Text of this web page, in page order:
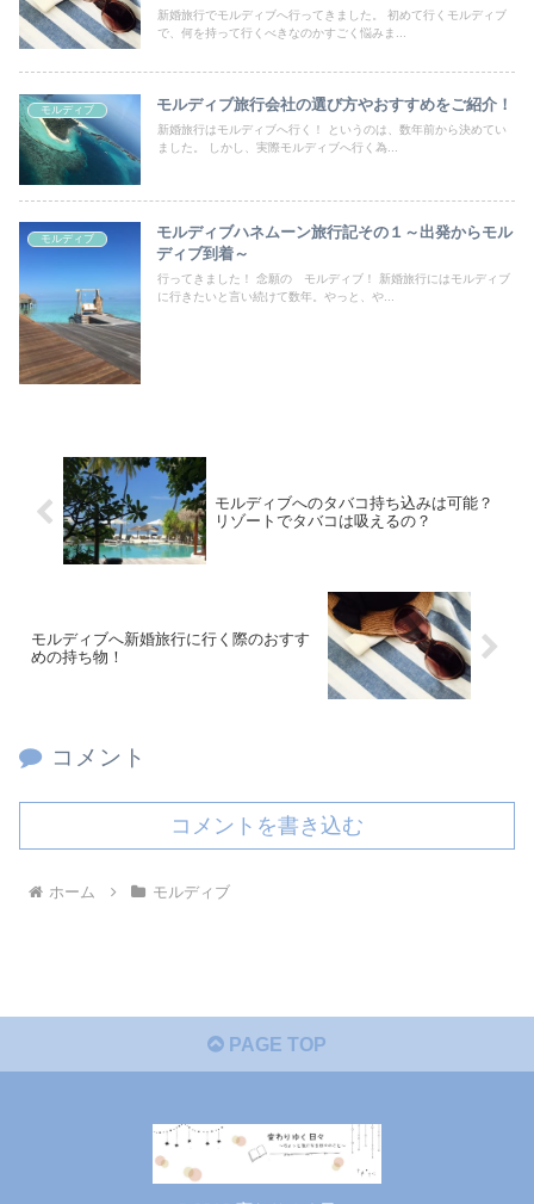
新婚旅行でモルディブへ行ってきました。 初めて行くモルディブ
で、何を持って行くべきなのかすごく悩みま...
モルディブ モルディブ旅行会社の選び方やおすすめをご紹介！
新婚旅行はモルディブへ行く！ というのは、数年前から決めてい
ました。 しかし、実際モルディブへ行く為...
モルディブ
モルディブハネムーン旅行記その１～出発からモル
ディブ到着～
行ってきました！ 念願の モルディブ！ 新婚旅行にはモルディブ
に行きたいと言い続けて数年。やっと、や...
モルディブへのタバコ持ち込みは可能？
リゾートでタバコは吸えるの？
モルディブへ新婚旅行に行く際のおすす
めの持ち物！
コメント
コメントを書き込む
ホーム モルディブ
PAGE TOP